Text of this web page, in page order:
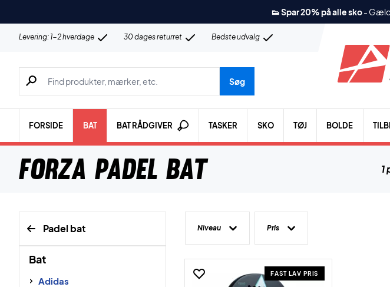
👟 Spar 20% på alle sko-
Levering: 1-2 hverdage 30 dages returret Bedste udvalg
Søg efter produkter, mærker etc.
Søg
FORSIDE BAT BAT RÅDGIVER TASKER SKO TØJ BOLDE
Forza Padel Bat 1
Padel bat
Bat
Adidas
Niveau Pris
FAST LAV PRIS